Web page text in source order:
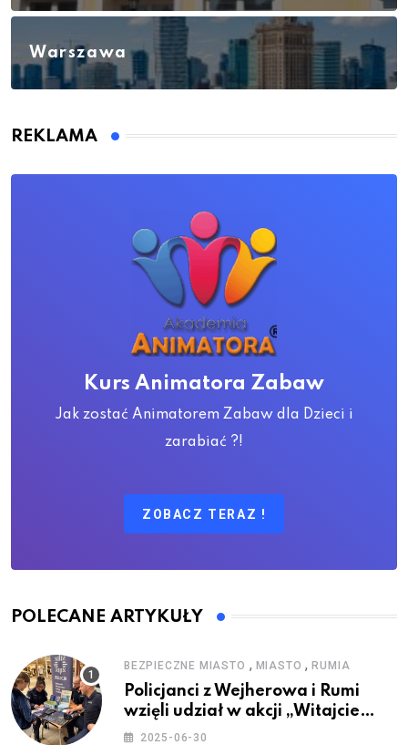
Warszawa
REKLAMA
Kurs Animatora Zabaw
Jak zostać Animatorem Zabaw dla Dzieci i
zarabiać ?!
ZOBACZ TERAZ !
POLECANE ARTYKUŁY
BEZPIECZNE MIASTO , MIASTO ,RUMIA
Policjanci z Wejherowa i Rumi
wzięli udział w akcji „Witajcie
Wakacje”
2025-06-30